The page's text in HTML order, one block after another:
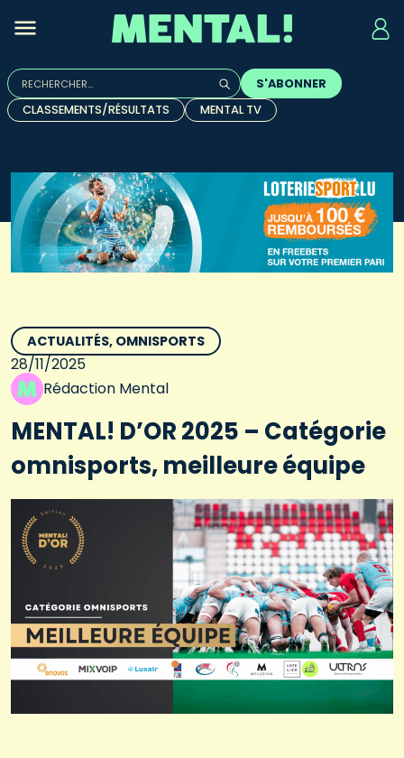
Rechercher :
Quand les résultats de l'auto-complétion sont
S'ABONNER
CLASSEMENTS/RÉSULTATS
MENTAL TV
ACTUALITÉS OMNISPORTS
28/11/2025
Rédaction Mental
MENTAL! D’OR 2025 – Catégorie
omnisports, meilleure équipe